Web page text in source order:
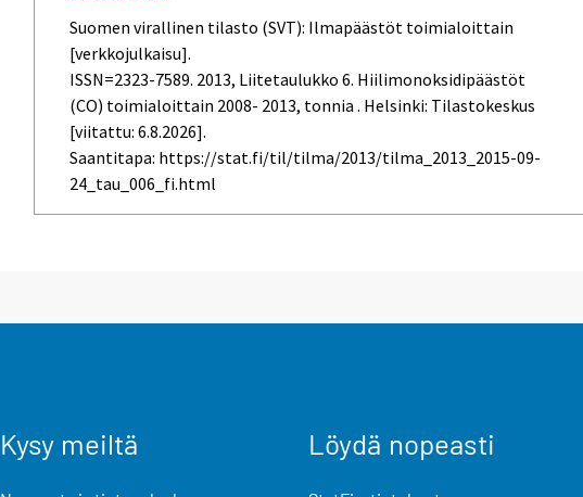
Suomen virallinen tilasto (SVT): Ilmapäästöt toimialoittain
[verkkojulkaisu].
ISSN=2323-7589. 2013, Liitetaulukko 6. Hiilimonoksidipäästöt
(CO) toimialoittain 2008- 2013, tonnia . Helsinki: Tilastokeskus
[viitattu: 6.8.2026].
Saantitapa: https://stat.fi/til/tilma/2013/tilma_2013_2015-09-
24_tau_006_fi.html
Kysy meiltä Löydä nopeasti